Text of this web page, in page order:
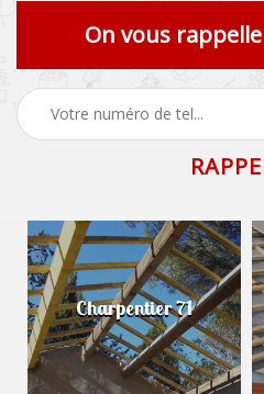
On vous
Charpentier 71